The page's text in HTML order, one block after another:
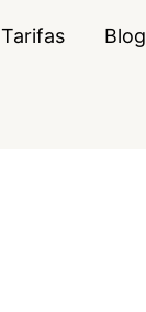
Tarifas Blog